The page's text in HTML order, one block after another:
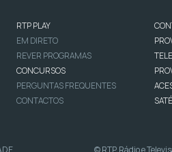
RTP PLAY
EM DIRETO
REVER PROGRAMAS
CONCURSOS
PERGUNTAS FREQUENTES
CONTACTOS
© RTP, Rádio e